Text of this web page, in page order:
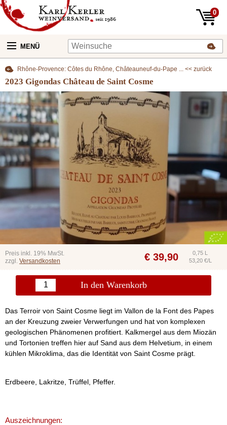
0
MENÜ
Rhône-Provence: Côtes du Rhône, Châteauneuf-du-Pape ... << zurück
2023 Gigondas Château de Saint Cosme
Preis inkl. 19% MwSt.
zzgl. Versandkosten € 39,90
0,75 L
53,20 €/L
In den Warenkorb
Das Terroir von Saint Cosme liegt im Vallon de la Font des Papes
an der Kreuzung zweier Verwerfungen und hat von komplexen
geologischen Phänomenen profitiert. Kalkmergel aus dem Miozän
und Tortonien treffen hier auf Sand aus dem Helvetium, in einem
kühlen Mikroklima, das die Identität von Saint Cosme prägt.
Erdbeere, Lakritze, Trüffel, Pfeffer.
Auszeichnungen: